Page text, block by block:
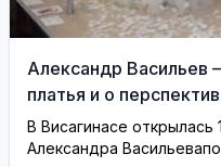
Александр Васильев
платья и о
(видео)
В Висагинасе открылась
Александра